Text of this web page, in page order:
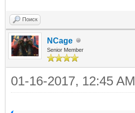
Поиск
NCage
Senior Member
01-16-2017, 12:45 AM